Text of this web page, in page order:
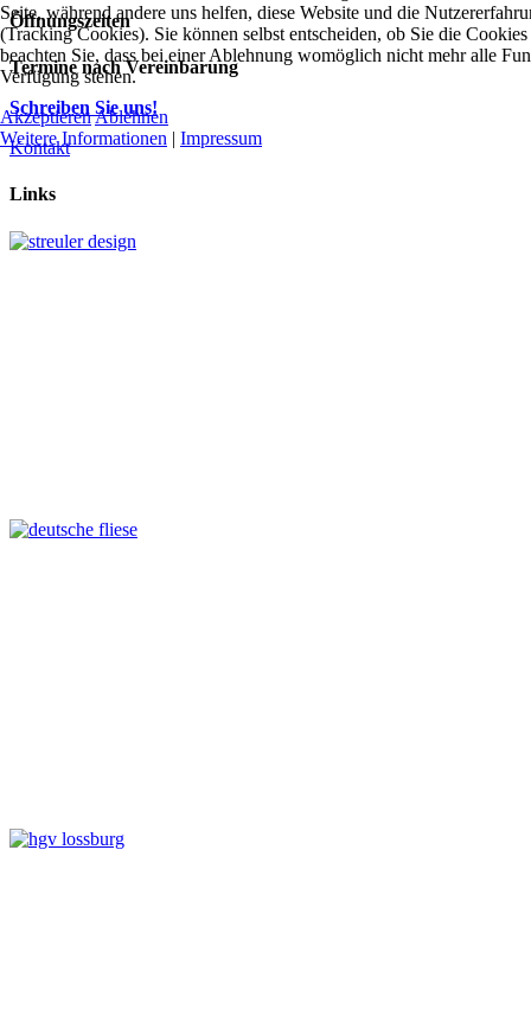
Öffnungszeiten
Termine nach Vereinbarung
Schreiben Sie uns!
Kontakt
Links
Seite, während andere uns helfen, diese Website und die
(Tracking Cookies). Sie können selbst entscheiden, ob Sie die
beachten Sie, dass bei einer Ablehnung womöglich nicht mehr alle
Verfügung stehen.
AkzeptierenAblehnen
Weitere Informationen | Impressum